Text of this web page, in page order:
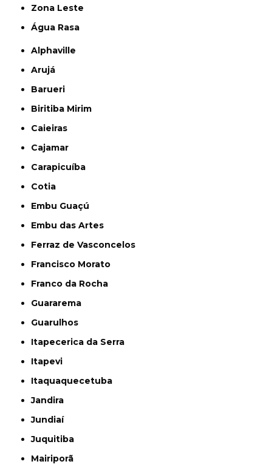
Zona Leste
Água Rasa
Alphaville
Arujá
Barueri
Biritiba Mirim
Caieiras
Cajamar
Carapicuíba
Cotia
Embu Guaçú
Embu das Artes
Ferraz de Vasconcelos
Francisco Morato
Franco da Rocha
Guararema
Guarulhos
Itapecerica da Serra
Itapevi
Itaquaquecetuba
Jandira
Jundiaí
Juquitiba
Mairiporã